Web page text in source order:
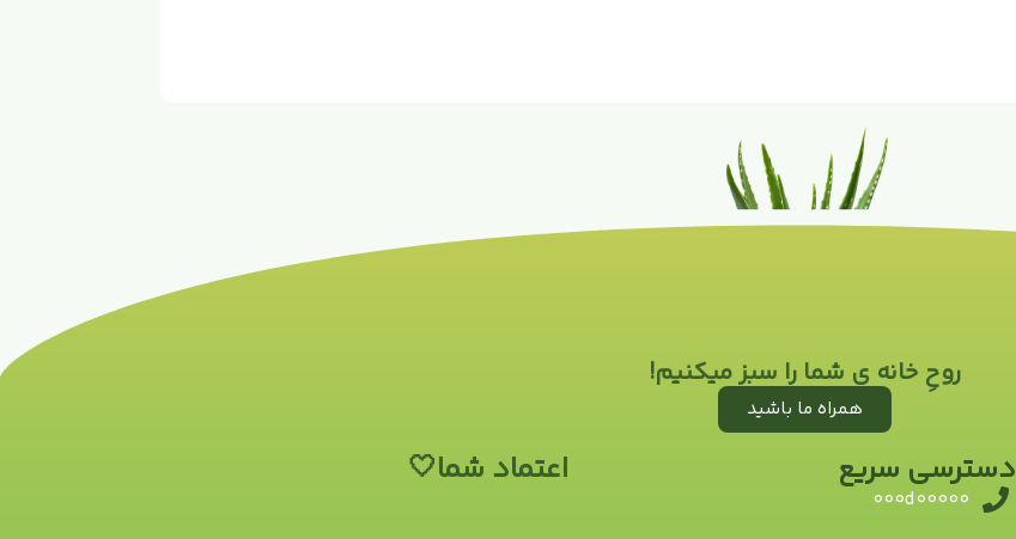
روحِ خانه ی شما را سبز میکنیم!
همراه ما باشید
دسترسی سریع
000d00000
اعتماد شما🤍